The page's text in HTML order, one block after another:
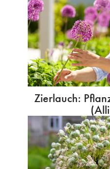
Zierlauch: